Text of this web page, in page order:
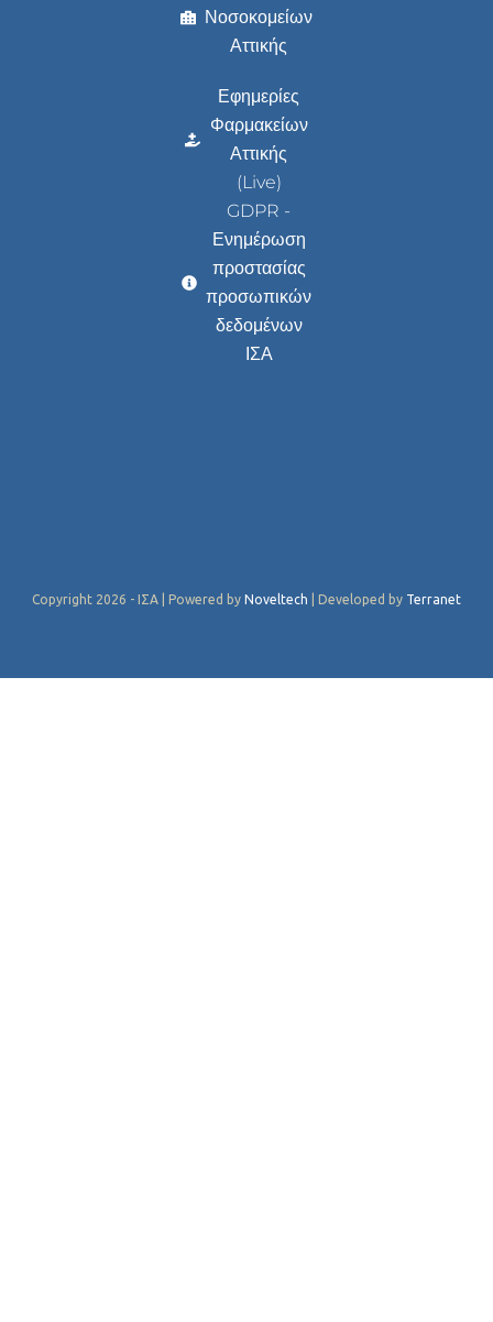
Νοσοκομείων
Αττικής
Εφημερίες
Φαρμακείων
Αττικής
(Live)
GDPR -
Ενημέρωση
προστασίας
προσωπικών
δεδομένων
ΙΣΑ
Copyright 2026 - ΙΣΑ | Powered by Noveltech | Developed by Terranet